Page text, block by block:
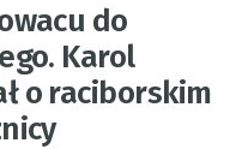
do
Karol
o raciborskim